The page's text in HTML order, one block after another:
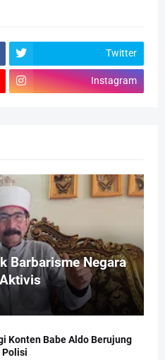
Twitter
Instagram
Barbarisme Negara
Konten Babe Aldo Berujung
Polisi